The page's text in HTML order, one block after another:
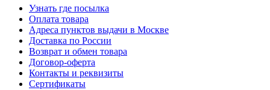
Узнать где посылка
Оплата товара
Адреса пунктов выдачи в Москве
Доставка по России
Возврат и обмен товара
Договор-оферта
Контакты и реквизиты
Сертификаты